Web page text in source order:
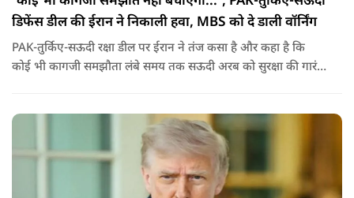
डिफेंस डील की ईरान ने निकाली हवा, MBS को दे डाली वॉर्निंग
PAK-तुर्किए-सऊदी रक्षा डील पर ईरान ने तंज कसा है और कहा है कि
कोई भी कागजी समझौता लंबे समय तक सऊदी अरब को सुरक्षा की गारंटी